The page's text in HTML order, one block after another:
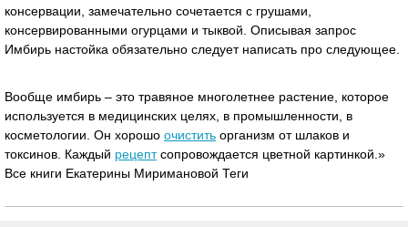
консервации, замечательно сочетается с грушами,
консервированными огурцами и тыквой. Описывая запрос
Имбирь настойка обязательно следует написать про следующее.
Вообще имбирь – это травяное многолетнее растение, которое
используется в медицинских целях, в промышленности, в
косметологии. Он хорошо очистить организм от шлаков и
токсинов. Каждый рецептсопровождается цветной картинкой.»
Все книги Екатерины Миримановой Теги